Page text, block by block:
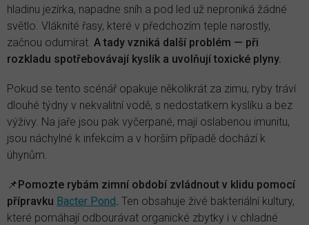
hladinu jezírka, napadne sníh a pod led už neproniká žádné
světlo. Vláknité řasy, které v předchozím teple narostly,
začnou odumírat. A tady vzniká další problém — při
rozkladu spotřebovávají kyslík a uvolňují toxické plyny.
Pokud se tento scénář opakuje několikrát za zimu, ryby tráví
dlouhé týdny v nekvalitní vodě, s nedostatkem kyslíku a bez
výživy. Na jaře jsou pak vyčerpané, mají oslabenou imunitu,
jsou náchylné k infekcím a v horším případě dochází k
úhynům.
📌Pomozte rybám zimní období zvládnout v klidu pomocí
přípravku Bacter Pond. Ten obsahuje živé bakteriální kultury,
které pomáhají odbourávat organické zbytky i v chladné